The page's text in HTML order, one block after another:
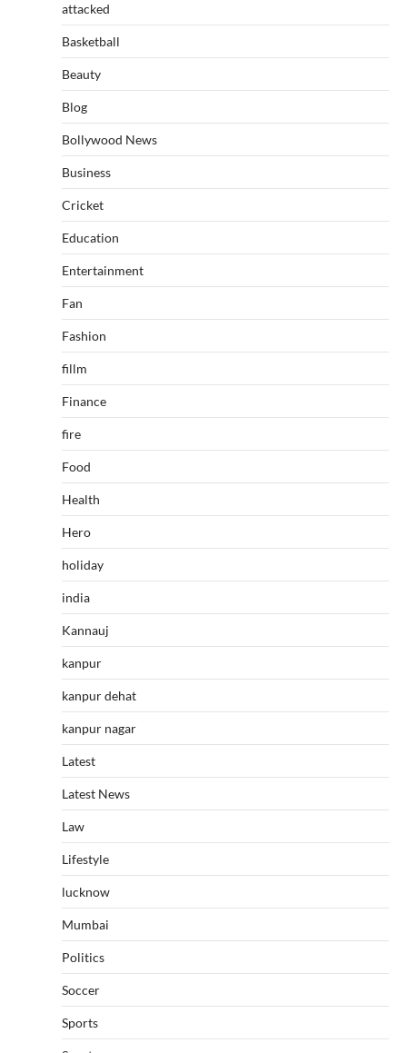
attacked
Basketball
Beauty
Blog
Bollywood News
Business
Cricket
Education
Entertainment
Fan
Fashion
fillm
Finance
fire
Food
Health
Hero
holiday
india
Kannauj
kanpur
kanpur dehat
kanpur nagar
Latest
Latest News
Law
Lifestyle
lucknow
Mumbai
Politics
Soccer
Sports